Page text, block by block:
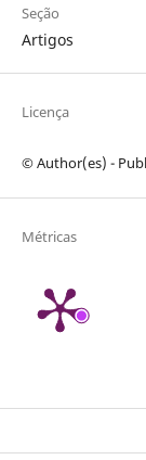
Seção
Artigos
Licença
© Author(es) -
Métricas